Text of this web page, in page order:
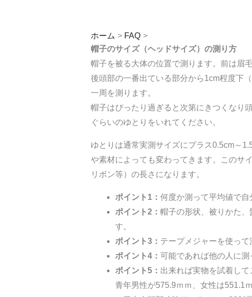
ホーム FAQ
帽子のサイズ（ヘッドサイズ）の測り方
帽子を被る大体の位置で測ります。前は眉
後頭部の一番出ている部分から1cm程度下
一周を測ります。
帽子はぴったり過ぎると次第にきつくなり
ぐらいのゆとりをいれてください。
ゆとりは通常実測サイズにプラス0.5cm～
や素材によっても変わってきます。このサ
リボン等）の長さになります。
ポイント1： 何度か測って平均値で自
ポイント2： 帽子の形状、被りかた
す。
ポイント3： テープメジャーを使って
ポイント4： 可能であれば他の人に測
ポイント5： 出来れば実物を試着し
青年男性が575.9ｍｍ、女性は551.1